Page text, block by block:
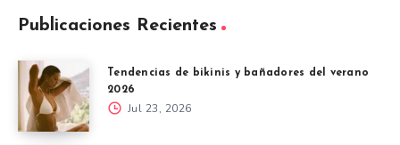
Publicaciones Recientes
Tendencias de bikinis y bañadores del verano
2026
Jul 23, 2026